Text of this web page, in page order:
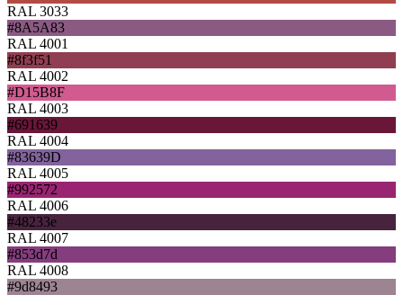
RAL 3033
#8A5A83
RAL 4001
#8f3f51
RAL 4002
#D15B8F
RAL 4003
#691639
RAL 4004
#83639D
RAL 4005
#992572
RAL 4006
#48233e
RAL 4007
#853d7d
RAL 4008
#9d8493